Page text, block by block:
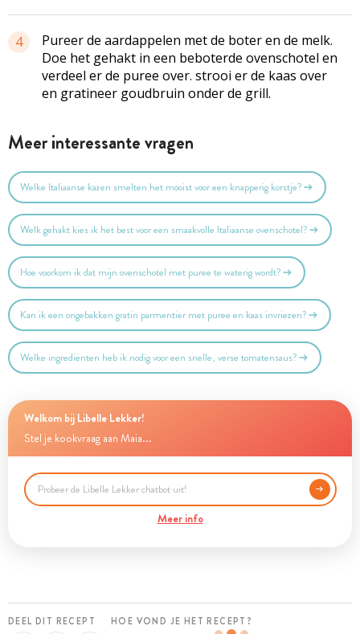
4
Pureer de aardappelen met de boter en de melk.
Doe het gehakt in een beboterde ovenschotel en
verdeel er de puree over. strooi er de kaas over
en gratineer goudbruin onder de grill.
Meer interessante vragen
Welke Italiaanse kazen smelten het mooist voor een knapperig korstje?
Welk gehakt kies ik het best voor een smaakvolle Italiaanse ovenschotel?
Hoe voorkom ik dat mijn ovenschotel met puree te waterig wordt?
Kan ik een ongebakken gratin parmentier met puree en kaas invriezen?
Welke ingrediënten heb ik nodig voor een snelle, verse tomatensaus?
Welkom bij Libelle Lekker!
Stel je kookvraag aan Maia...
Meer info
DEEL DIT RECEPT HOE VOND JE HET RECEPT?